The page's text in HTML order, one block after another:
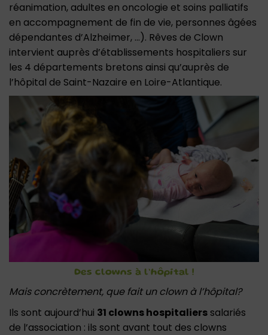
réanimation, adultes en oncologie et soins palliatifs
en accompagnement de fin de vie, personnes âgées
dépendantes d’Alzheimer, …). Rêves de Clown
intervient auprès d’établissements hospitaliers sur
les 4 départements bretons ainsi qu’auprès de
l’hôpital de Saint-Nazaire en Loire-Atlantique.
Des clowns à l’hôpital !
Mais concrètement, que fait un clown à l’hôpital?
Ils sont aujourd’hui 31 clowns hospitalierssalariés
de l’association : ils sont avant tout des clowns